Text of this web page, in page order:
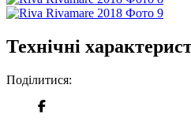
Технічні
Поділитися: